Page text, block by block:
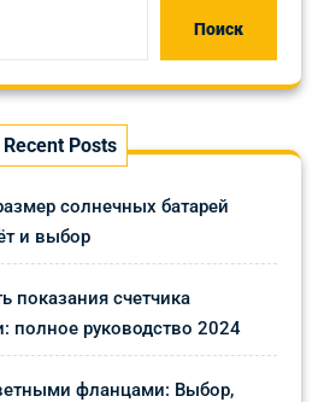
Поиск
Recent Posts
солнечных батарей
и выбор
показания счетчика
полное руководство 2024
фланцами: Выбор,